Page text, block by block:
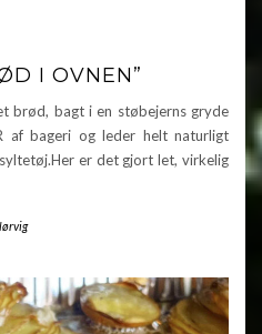
I OVNEN”
brød, bagt i en støbejerns gryde
af bageri og leder helt naturligt
er det gjort let, virkelig